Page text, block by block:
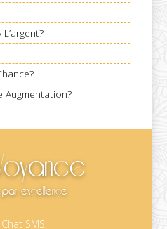
Augmentation?
excellence
SMS: